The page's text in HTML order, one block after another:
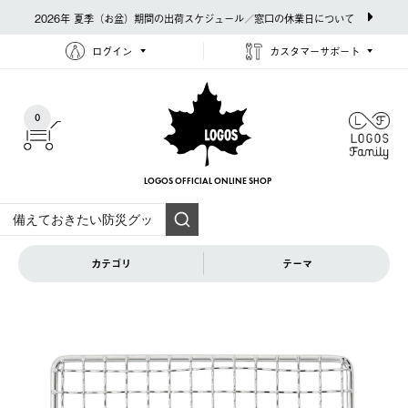
2026年 夏季（お盆）期間の出荷スケジュール／窓口の休業日について
ログイン カスタマーサポート
0
LOGOS OFFICIAL ONLINE SHOP
カテゴリ テーマ